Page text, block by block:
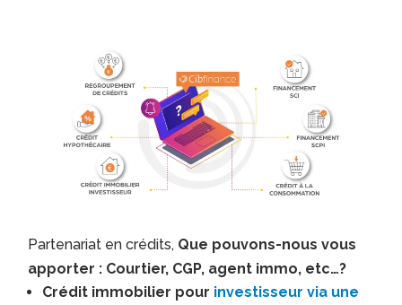
Partenariat en crédits, Que pouvons-nous vous
apporter : Courtier, CGP, agent immo, etc…?
Crédit immobilier pour investisseur via une